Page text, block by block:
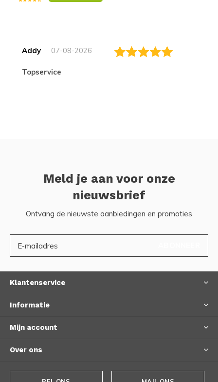
Addy 07-08-2026
topservice
Meld je aan voor onze
nieuwsbrief
Ontvang de nieuwste aanbiedingen en promoties
Klantenservice
Informatie
Mijn account
Over ons